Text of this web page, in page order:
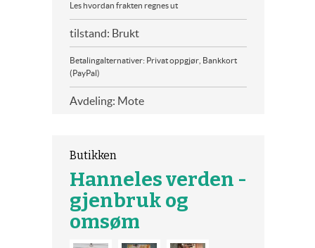
Les hvordan frakten regnes ut
tilstand: Brukt
Betalingalternativer: Privat oppgjør, Bankkort
(PayPal)
Avdeling: Mote
Butikken
Hanneles verden -
gjenbruk og
omsøm